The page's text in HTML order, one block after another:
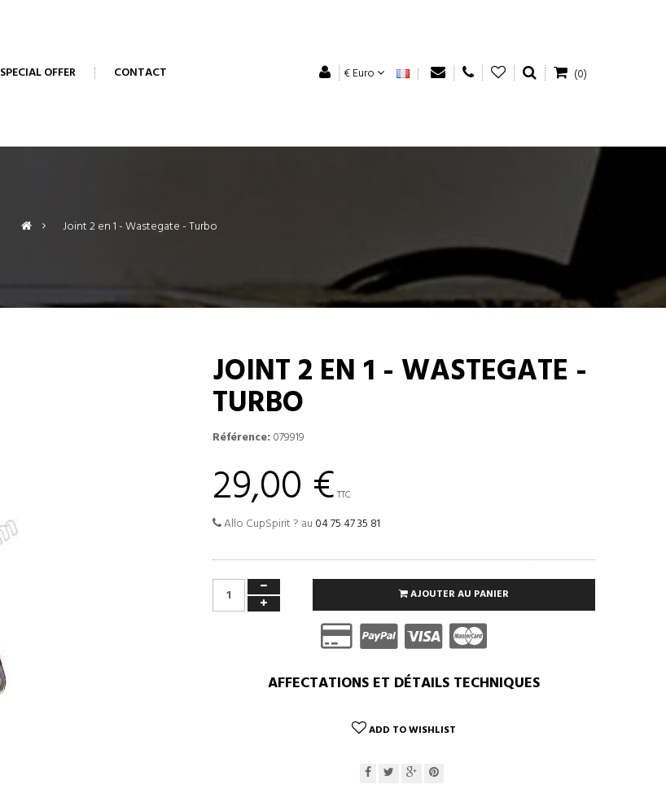
SPECIAL OFFER CONTACT € Euro (0)
> Joint 2 en 1 - Wastegate - Turbo
JOINT 2 EN 1 - WASTEGATE -
TURBO
Référence: 079919
29,00 € TTC
Allo CupSpirit ? au 04 75 47 35 81
AJOUTER AU PANIER
AFFECTATIONS ET DÉTAILS TECHNIQUES
ADD TO WISHLIST